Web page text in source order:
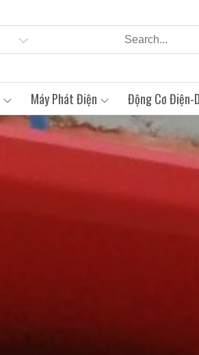
Máy Phát Điện Động Cơ Điện-